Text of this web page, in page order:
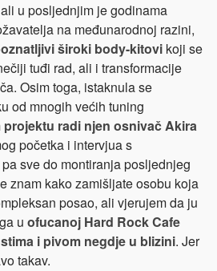
u posljednjim je godinama
na međunarodnoj razini,
široki body-kitovikoji se
tuđi rad, ali i transformacije
Osim toga, istaknula se
od mnogih većih tuning
projektu radi njen osnivač Akira
početka i intervjua s
sve do montiranja posljednjeg
znam kako zamišljate osobu koja
posao, ali vjerujem da ju
u ofucanoj Hard Rock Cafe
i pivom negdje u blizini. Jer
takav.